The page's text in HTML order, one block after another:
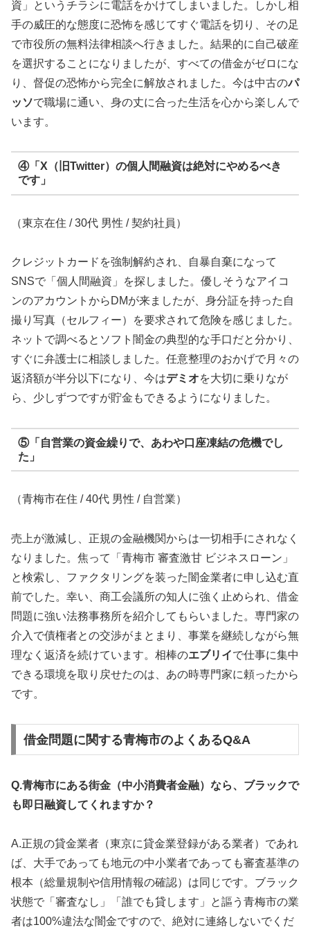
資」というチラシに電話をかけてしまいました。しかし相
手の威圧的な態度に恐怖を感じてすぐ電話を切り、その足
で市役所の無料法律相談へ行きました。結果的に自己破産
を選択することになりましたが、すべての借金がゼロにな
り、督促の恐怖から完全に解放されました。今は中古のパ
ッソで職場に通い、身の丈に合った生活を心から楽しんで
います。
④「X（旧Twitter）の個人間融資は絶対にやめるべき
です」
（東京在住 / 30代 男性 / 契約社員）
クレジットカードを強制解約され、自暴自棄になって
SNSで「個人間融資」を探しました。優しそうなアイコ
ンのアカウントからDMが来ましたが、身分証を持った自
撮り写真（セルフィー）を要求されて危険を感じました。
ネットで調べるとソフト闇金の典型的な手口だと分かり、
すぐに弁護士に相談しました。任意整理のおかげで月々の
返済額が半分以下になり、今はデミオを大切に乗りなが
ら、少しずつですが貯金もできるようになりました。
⑤「自営業の資金繰りで、あわや口座凍結の危機でし
た」
（青梅市在住 / 40代 男性 / 自営業）
売上が激減し、正規の金融機関からは一切相手にされなく
なりました。焦って「青梅市 審査激甘 ビジネスローン」
と検索し、ファクタリングを装った闇金業者に申し込む直
前でした。幸い、商工会議所の知人に強く止められ、借金
問題に強い法務事務所を紹介してもらいました。専門家の
介入で債権者との交渉がまとまり、事業を継続しながら無
理なく返済を続けています。相棒のエブリイで仕事に集中
できる環境を取り戻せたのは、あの時専門家に頼ったから
です。
借金問題に関する青梅市のよくあるQ&A
Q.青梅市にある街金（中小消費者金融）なら、ブラックで
も即日融資してくれますか？
A.正規の貸金業者（東京に貸金業登録がある業者）であれ
ば、大手であっても地元の中小業者であっても審査基準の
根本（総量規制や信用情報の確認）は同じです。ブラック
状態で「審査なし」「誰でも貸します」と謳う青梅市の業
者は100%違法な闇金ですので、絶対に連絡しないでくだ